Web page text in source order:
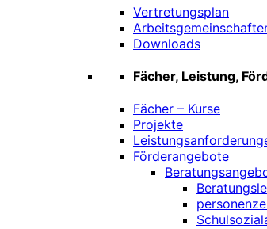
Vertretungsplan
Downloads
Fächer, Leistung,
Fächer – Kurse
Projekte
Förderangebote